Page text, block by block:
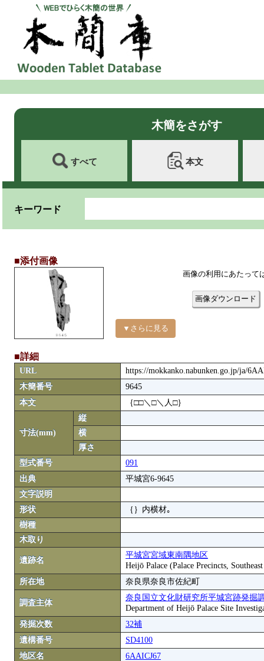
木簡をさがす
すべて 本文
キーワード
■添付画像
▼さらに見る
画像の利用にあたって
画像ダウンロード
■詳細
URL
https://mokkanko.nabunken.go.jp/ja/
木簡番号
9645
本文
｛□□＼□＼人□｝
寸法(mm)
縦
横
厚さ
型式番号
091
出典
平城宮6-9645
文字説明
形状
｛｝内横材｡
樹種
木取り
遺跡名
平城宮宮域東南隅地区
Heijō Palace (Palace Precincts,
所在地
奈良県奈良市佐紀町
調査主体
奈良国立文化財研究所平城宮跡発掘
Department of Heijō Palace Site
発掘次数
32補
遺構番号
SD4100
地区名
6AAICJ67